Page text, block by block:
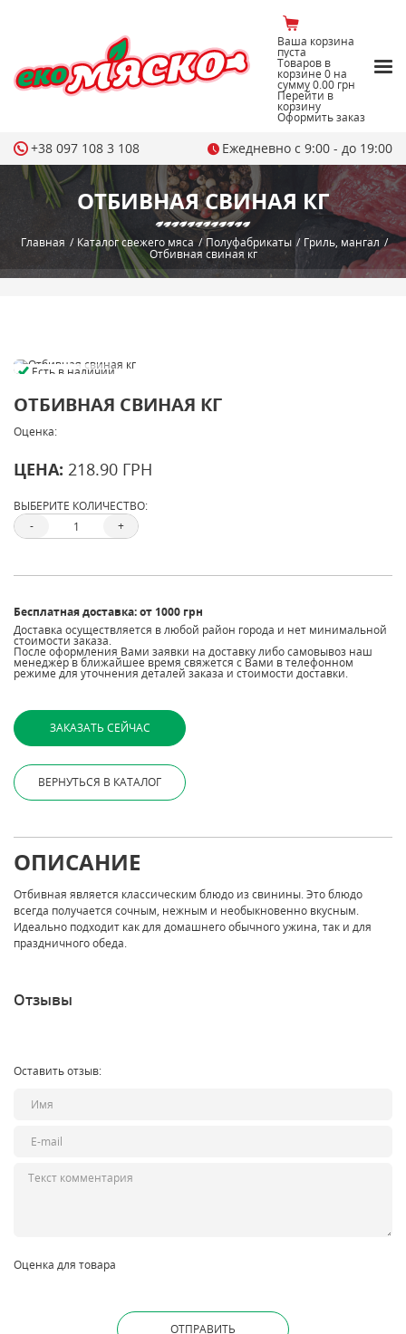
ОТБИВНАЯ СВИНАЯ КГ
Главная / Каталог свежего мяса / Полуфабрикаты / Гриль, мангал /
Отбивная свиная кг
Есть в наличии
ОТБИВНАЯ СВИНАЯ КГ
Оценка:
ЦЕНА: 218.90 ГРН
ВЫБЕРИТЕ КОЛИЧЕСТВО:
-
+
Бесплатная доставка: от 1000 грн
Доставка осуществляется в любой район города и нет минимальной
стоимости заказа.
После оформления Вами заявки на доставку либо самовывоз наш
менеджер в ближайшее время свяжется с Вами в телефонном
режиме для уточнения деталей заказа и стоимости доставки.
ВЕРНУТЬСЯ В КАТАЛОГ
ОПИСАНИЕ
Отбивная является классическим блюдо из свинины. Это блюдо
всегда получается сочным, нежным и необыкновенно вкусным.
Идеально подходит как для домашнего обычного ужина, так и для
праздничного обеда.
Отзывы
Оставить отзыв:
Оценка для товара
+38 097 108 3 108 Ежедневно с 9:00 - до 19:00
Ваша корзина
пуста
Товаров в
корзине0 на
сумму0.00 грн
Перейти в
корзину
Оформить заказ